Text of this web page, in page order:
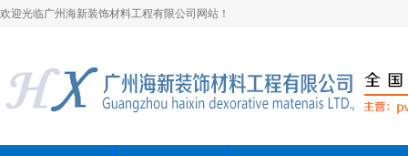
欢迎光临广州海新装饰材料工程有限公司网站！